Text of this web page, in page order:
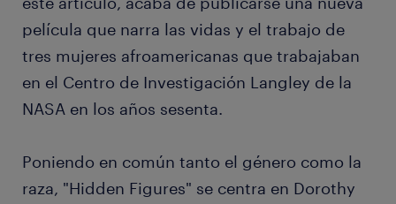
película que narra las vidas y el trabajo de
tres mujeres afroamericanas que trabajaban
en el Centro de Investigación Langley de la
NASA en los años sesenta.
Poniendo en común tanto el género como la
raza, "Hidden Figures" se centra en Dorothy